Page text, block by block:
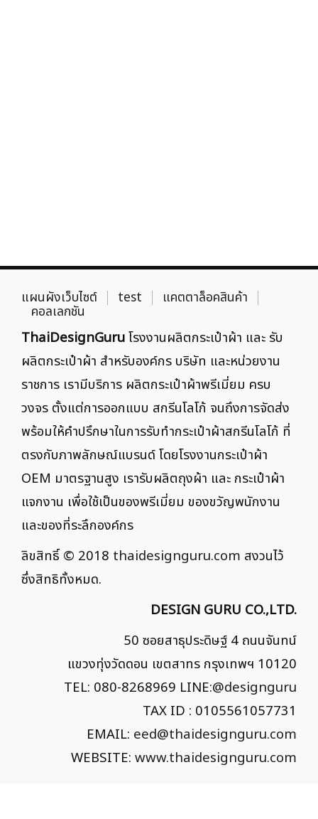
แผนผังเว็บไซต์ test แคตตาล็อคสินค้า
คอลเลกชัน
ThaiDesignGuruโรงงานผลิตกระเป๋าผ้า และ รับ
ผลิตกระเป๋าผ้า สำหรับองค์กร บริษัท และหน่วยงาน
ราชการ เรามีบริการ ผลิตกระเป๋าผ้าพรีเมี่ยม ครบ
วงจร ตั้งแต่การออกแบบ สกรีนโลโก้ จนถึงการจัดส่ง
พร้อมให้คำปรึกษาในการรับทำกระเป๋าผ้าสกรีนโลโก้ ที่
ตรงกับภาพลักษณ์แบรนด์ โดยโรงงานกระเป๋าผ้า
OEM มาตรฐานสูง เรารับผลิตถุงผ้า และ กระเป๋าผ้า
แจกงาน เพื่อใช้เป็นของพรีเมี่ยม ของขวัญพนักงาน
และของที่ระลึกองค์กร
ลิขสิทธิ์ © 2018 thaidesignguru.com สงวนไว้
ซึ่งสิทธิทั้งหมด.
DESIGN GURU CO.,LTD.
50 ซอยสาธุประดิษฐ์ 4 ถนนจันทน์
แขวงทุ่งวัดดอน เขตสาทร กรุงเทพฯ 10120
TEL: 080-8268969 LINE:@designguru
TAX ID : 0105561057731
EMAIL: eed@thaidesignguru.com
WEBSITE: www.thaidesignguru.com